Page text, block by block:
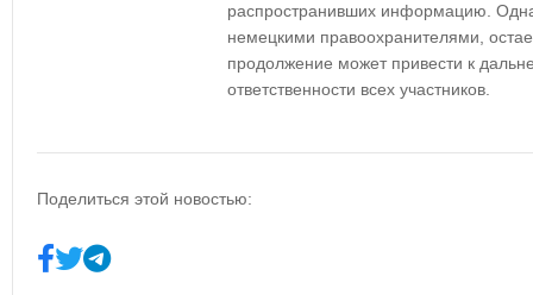
распространивших информацию.
немецкими правоохранителями,
продолжение может привести к
ответственности всех участников.
Поделиться этой новостью: